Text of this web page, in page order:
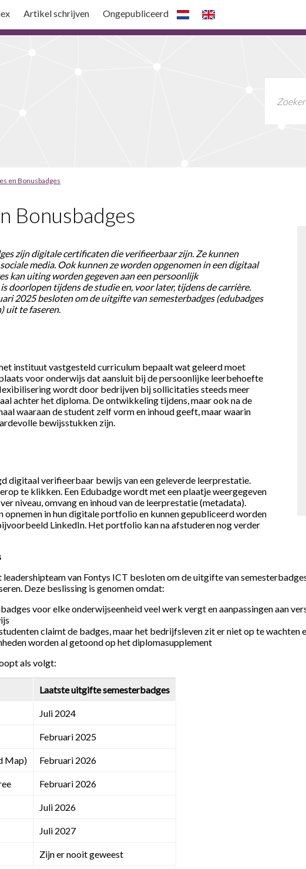
Artikel schrijven Ongepubliceerd
en Bonusbadges
Bonusbadges
zijn digitale certificaten die verifieerbaar zijn. Ze kunnen
media. Ook kunnen ze worden opgenomen in een digitaal
kan uiting worden gegeven aan een persoonlijk
doorlopen tijdens de studie en, voor later, tijdens de carrière.
2025 besloten om de uitgifte van semesterbadges (edubadges
uit te faseren.
instituut vastgesteld curriculum bepaalt wat geleerd moet
voor onderwijs dat aansluit bij de persoonlijke leerbehoefte
wordt door bedrijven bij sollicitaties steeds meer
achter het diploma. De ontwikkeling tijdens, maar ook na de
waaraan de student zelf vorm en inhoud geeft, maar waarin
bewijsstukken zijn.
digitaal verifieerbaar bewijs van een geleverde leerprestatie.
te klikken. Een Edubadge wordt met een plaatje weergegeven
niveau, omvang en inhoud van de leerprestatie (metadata).
opnemen in hun digitale portfolio en kunnen gepubliceerd worden
LinkedIn. Het portfolio kan na afstuderen nog verder
leadershipteam van Fontys ICT besloten om de uitgifte van
Deze beslissing is genomen omdat:
voor elke onderwijseenheid veel werk vergt en aanpassingen aan
claimt de badges, maar het bedrijfsleven zit er niet op te wachten
worden al getoond op het diplomasupplement
als volgt:
Laatste uitgifte semesterbadges
Juli 2024
Februari 2025
Map) Februari 2026
Februari 2026
Juli 2026
Juli 2027
Zijn er nooit geweest